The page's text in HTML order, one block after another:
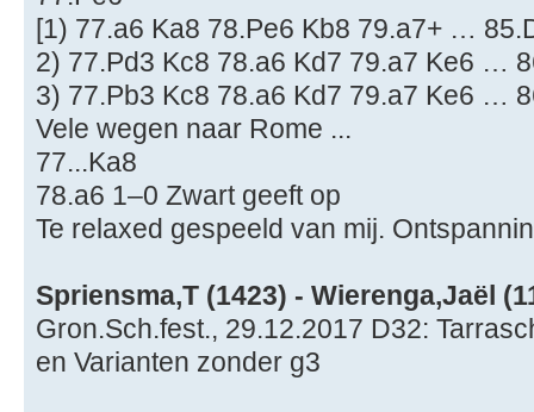
[1) 77.a6 Ka8 78.Pe6 Kb8 79.a7+ …
2) 77.Pd3 Kc8 78.a6 Kd7 79.a7 Ke6 …
3) 77.Pb3 Kc8 78.a6 Kd7 79.a7 Ke6 …
Vele wegen naar Rome ...
77...Ka8
78.a6 1–0 Zwart geeft op
Te relaxed gespeeld van mij.
Spriensma,T (1423) - Wierenga,Jaël
Gron.Sch.fest., 29.12.2017 D32:
en Varianten zonder g3